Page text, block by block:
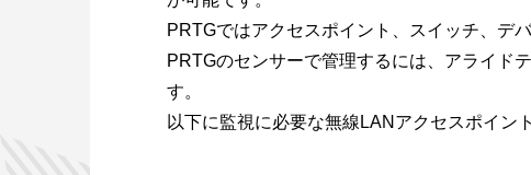
PRTGではアクセスポイント、スイッチ、デ
PRTGのセンサーで管理するには、アライド
す。
以下に監視に必要な無線LANアクセスポイン